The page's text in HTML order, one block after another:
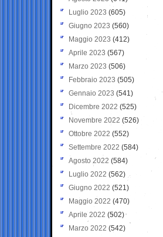
Luglio 2023 (605)
Giugno 2023 (560)
Maggio 2023 (412)
Aprile 2023 (567)
Marzo 2023 (506)
Febbraio 2023 (505)
Gennaio 2023 (541)
Dicembre 2022 (525)
Novembre 2022 (526)
Ottobre 2022 (552)
Settembre 2022 (584)
Agosto 2022 (584)
Luglio 2022 (562)
Giugno 2022 (521)
Maggio 2022 (470)
Aprile 2022 (502)
Marzo 2022 (542)